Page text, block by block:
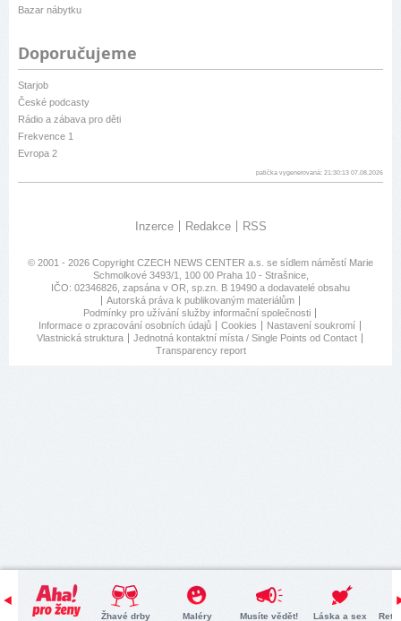
Žhavé drby Maléry Musíte vědět! Láska a sex
Bazar nábytku
Doporučujeme
Starjob
České podcasty
Rádio a zábava pro děti
Frekvence 1
Evropa 2
patička vygenerovaná: 21:30:13 07.08.2026
Inzerce Redakce RSS
© 2001 - 2026 Copyright CZECH NEWS CENTER a.s. se sídlem náměstí Marie
Schmolkové 3493/1, 100 00 Praha 10 - Strašnice,
IČO: 02346826, zapsána v OR, sp.zn. B 19490 a dodavatelé obsahu
Autorská práva k publikovaným materiálům
Podmínky pro užívání služby informační společnosti
Informace o zpracování osobních údajů
Cookies
Nastavení soukromí
Vlastnická struktura
Jednotná kontaktní místa / Single Points od Contact
Transparency report